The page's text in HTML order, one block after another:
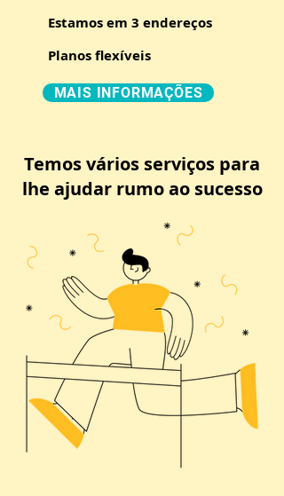
Estamos em 3 endereços
Planos flexíveis
MAIS INFORMAÇÕES
Temos vários serviços para
lhe ajudar rumo ao sucesso